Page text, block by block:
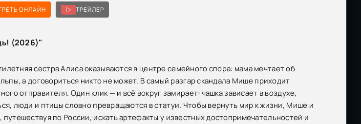
ОНЛАЙН ТРЕЙЛЕР
(2026)"
сестра Алиса оказываются в центре семейного спора: мама мечтает об
а договориться никто не может. В самый разгар скандала Мише приходит
отправителя. Один клик — и всё вокруг замирает: чашка зависает в воздухе,
люди и птицы словно превращаются в статуи. Чтобы вернуть мир к жизни, Мише и
по России, искать артефакты у известных достопримечательностей и